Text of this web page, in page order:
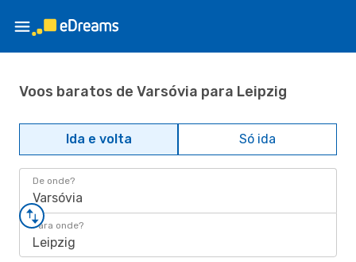
Voos baratos de Varsóvia para Leipzig
Ida e volta Só ida
De onde?
Varsóvia
Para onde?
Leipzig